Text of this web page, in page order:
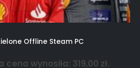
Offline Steam PC
cena wynosiła: 319,00 zł.